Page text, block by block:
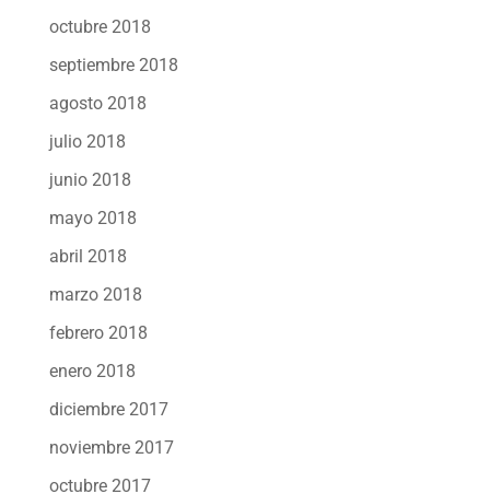
octubre 2018
septiembre 2018
agosto 2018
julio 2018
junio 2018
mayo 2018
abril 2018
marzo 2018
febrero 2018
enero 2018
diciembre 2017
noviembre 2017
octubre 2017